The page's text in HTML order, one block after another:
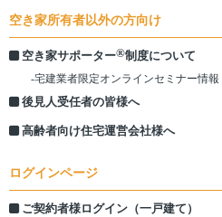
空き家所有者以外の方向け
空き家サポーター®制度について
-宅建業者限定オンラインセミナー情報
後見人受任者の皆様へ
高齢者向け住宅運営会社様へ
ログインページ
ご契約者様ログイン（一戸建て）